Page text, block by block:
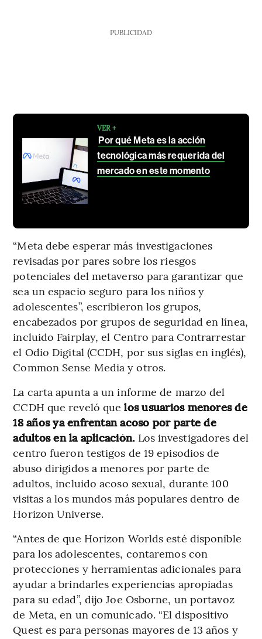
PUBLICIDAD
VER +
Por qué Meta es la acción
tecnológica más requerida del
mercado en este momento
“Meta debe esperar más investigaciones
revisadas por pares sobre los riesgos
potenciales del metaverso para garantizar que
sea un espacio seguro para los niños y
adolescentes”, escribieron los grupos,
encabezados por grupos de seguridad en línea,
incluido Fairplay, el Centro para Contrarrestar
el Odio Digital (CCDH, por sus siglas en inglés),
Common Sense Media y otros.
La carta apunta a un informe de marzo del
CCDH que reveló quelos usuarios menores de
18 años ya enfrentan acoso por parte de
adultos en la aplicación. Los investigadores del
centro fueron testigos de 19 episodios de
abuso dirigidos a menores por parte de
adultos, incluido acoso sexual, durante 100
visitas a los mundos más populares dentro de
Horizon Universe.
“Antes de que Horizon Worlds esté disponible
para los adolescentes, contaremos con
protecciones y herramientas adicionales para
ayudar a brindarles experiencias apropiadas
para su edad”, dijo Joe Osborne, un portavoz
de Meta, en un comunicado. “El dispositivo
Quest es para personas mayores de 13 años y